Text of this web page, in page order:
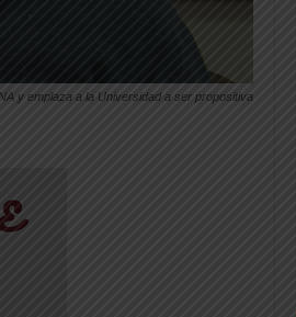
y emplaza a la Universidad a ser propositiva